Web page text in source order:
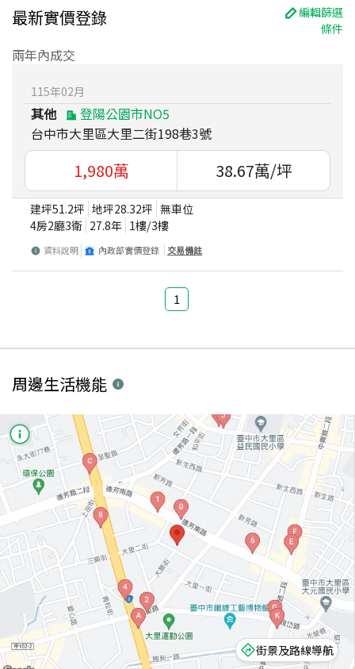
最新實價登錄
編輯篩選
條件
兩年內成交
115年02月
其他
登陽公園市NO5
台中市大里區大里二街198巷3號
1,980萬 38.67萬/坪
建坪51.2坪 地坪28.32坪 無車位
4房2廳3衛 27.8年 1樓/3樓
資料說明 內政部實價登錄 交易備註
1
周邊生活機能
街景及路線導航